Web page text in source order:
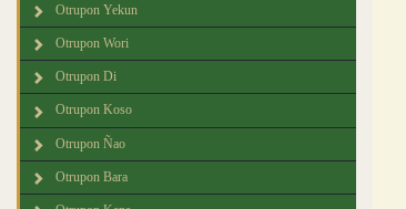
Otrupon Yekun
Otrupon Wori
Otrupon Di
Otrupon Koso
Otrupon Ñao
Otrupon Bara